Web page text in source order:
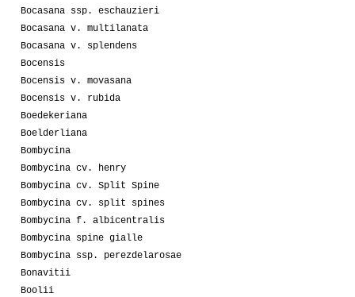
Bocasana ssp. eschauzieri
Bocasana v. multilanata
Bocasana v. splendens
Bocensis
Bocensis v. movasana
Bocensis v. rubida
Boedekeriana
Boelderliana
Bombycina
Bombycina cv. henry
Bombycina cv. Split Spine
Bombycina cv. split spines
Bombycina f. albicentralis
Bombycina spine gialle
Bombycina ssp. perezdelarosae
Bonavitii
Boolii